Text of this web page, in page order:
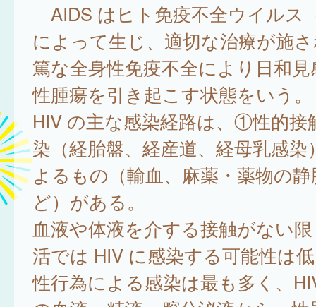
AIDS はヒト免疫不全ウイルス
によって生じ、適切な治療が施
篤な全身性免疫不全により日和
性腫瘍を引き起こす状態をいう。
HIV の主な感染経路は、①性的
染（経胎盤、経産道、経母乳感
よるもの（輸血、麻薬・薬物の
ど）がある。
血液や体液を介する接触がない
活では HIV に感染する可能性は
性行為による感染は最も多く、